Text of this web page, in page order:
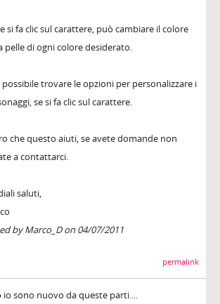
si fa clic sul carattere, può cambiare il colore
pelle di ogni colore desiderato.
possibile trovare le opzioni per personalizzare i
se si fa clic sul carattere.
che questo aiuti, se avete domande non
a contattarci.
saluti,
by Marco_D on 04/07/2011
permalink
io sono nuovo da queste parti....